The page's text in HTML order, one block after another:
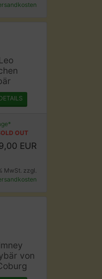
OUT
EUR
MwSt. zzgl.
von